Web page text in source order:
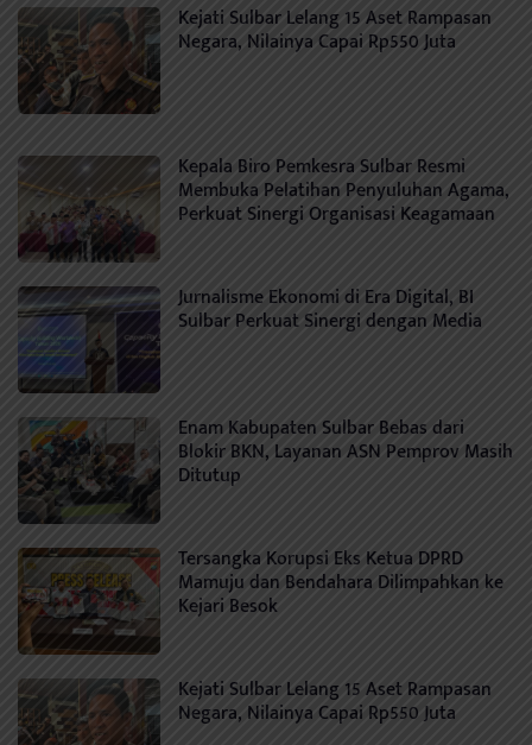
Kejati Sulbar Lelang 15 Aset Rampasan
Negara, Nilainya Capai Rp550 Juta
Kepala Biro Pemkesra Sulbar Resmi
Membuka Pelatihan Penyuluhan Agama,
Perkuat Sinergi Organisasi Keagamaan
Jurnalisme Ekonomi di Era Digital, BI
Sulbar Perkuat Sinergi dengan Media
Enam Kabupaten Sulbar Bebas dari
Blokir BKN, Layanan ASN Pemprov Masih
Ditutup
Tersangka Korupsi Eks Ketua DPRD
Mamuju dan Bendahara Dilimpahkan ke
Kejari Besok
Kejati Sulbar Lelang 15 Aset Rampasan
Negara, Nilainya Capai Rp550 Juta